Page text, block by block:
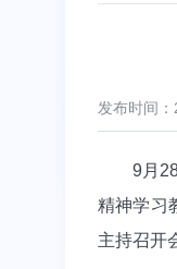
发布时间
9月
精神学习
主持召开